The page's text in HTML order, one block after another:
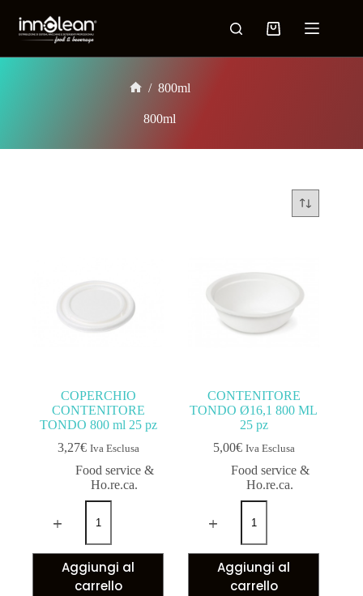
/ 800ml
800ml
COPERCHIO
CONTENITORE
TONDO 800 ml 25 pz
3,27€ Iva Esclusa
Food service &
Ho.re.ca.
Aggiungi al
carrello
CONTENITORE
TONDO Ø16,1 800 ML
25 pz
5,00€ Iva Esclusa
Food service &
Ho.re.ca.
Aggiungi al
carrello